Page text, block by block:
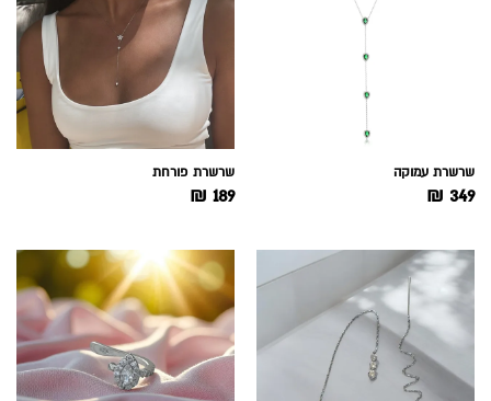
שרשרת עמוקה
349
₪
שרשרת פורחת
189
₪